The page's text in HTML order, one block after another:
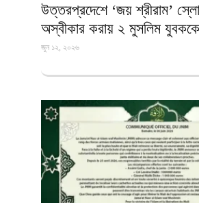
উত্তরপ্রদেশে ‘জয় শ্রীরাম’
অস্বীকার করায় ২ মুসলিম যুবককে
জুন ১২, ২০২৬